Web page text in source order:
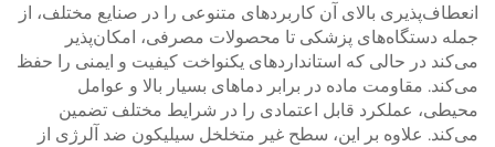
انعطاف‌پذیری بالای آن کاربردهای متنوعی را در صنایع مختلف، از
جمله دستگاه‌های پزشکی تا محصولات مصرفی، امکان‌پذیر
می‌کند در حالی که استانداردهای یکنواخت کیفیت و ایمنی را حفظ
می‌کند. مقاومت ماده در برابر دماهای بسیار بالا و عوامل
محیطی، عملکرد قابل اعتمادی را در شرایط مختلف تضمین
می‌کند. علاوه بر این، سطح غیر متخلخل سیلیکون ضد آلرژی از